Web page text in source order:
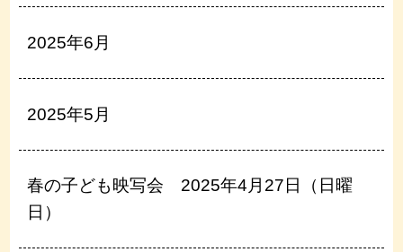
2025年6月
2025年5月
春の子ども映写会 2025年4月27日（日曜
日）